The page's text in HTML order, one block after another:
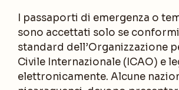
I passaporti di emergenza o
sono accettati solo se
standard dell’Organizzazione
Civile Internazionale (ICAO) e
elettronicamente. Alcune